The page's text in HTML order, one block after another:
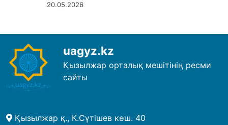
20.05.2026
uagyz.kz
Қызылжар орталық мешітінің ресми
сайты
Қызылжар қ., К.Сүтішев көш. 40